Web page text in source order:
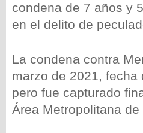
condena de 7 años y
en el delito de
La condena contra
marzo de 2021,
pero fue capturado
Área Metropolitana de